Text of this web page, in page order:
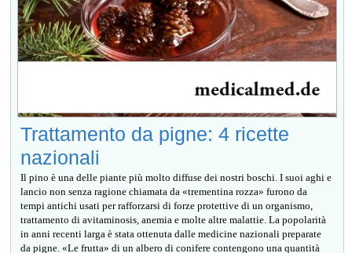
Trattamento da pigne: 4 ricette
nazionali
Il pino è una delle piante più molto diffuse dei nostri boschi. I suoi aghi e
lancio non senza ragione chiamata da «trementina rozza» furono da
tempi antichi usati per rafforzarsi di forze protettive di un organismo,
trattamento di avitaminosis, anemia e molte altre malattie. La popolarità
in anni recenti larga è stata ottenuta dalle medicine nazionali preparate
da pigne. «Le frutta» di un albero di conifere contengono una quantità